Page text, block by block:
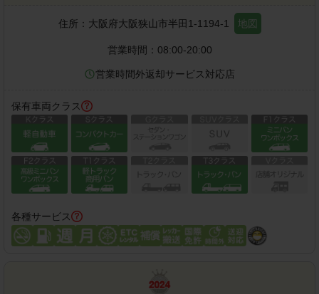
住所： 大阪府大阪狭山市半田1-1194-1 地図
営業時間： 08:00-20:00
営業時間外返却サービス対応店
保有車両クラス
各種サービス